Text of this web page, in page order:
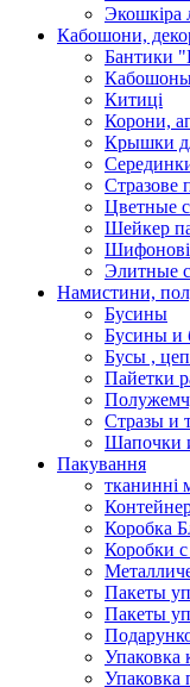
Экошкiра
Кабошони,
Бантики
Китиці
Корони,
Крышки
Стразове
Цветные
Шейкер
Шифонові
Элитные
Намистини,
Бусины
Бусины и
Бусы ,
Пайетки
Стразы и
Шапочки
Пакування
тканинні
Коробка
Коробки
Пакеты
Пакеты
Упаковка
Упаковка